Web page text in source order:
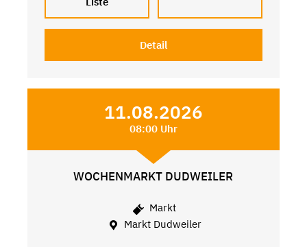
Detail
11.08.2026
08:00 Uhr
WOCHENMARKT DUDWEILER
Markt
Markt Dudweiler